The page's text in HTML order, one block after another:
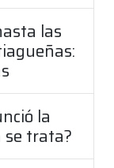
las
la
se trata?